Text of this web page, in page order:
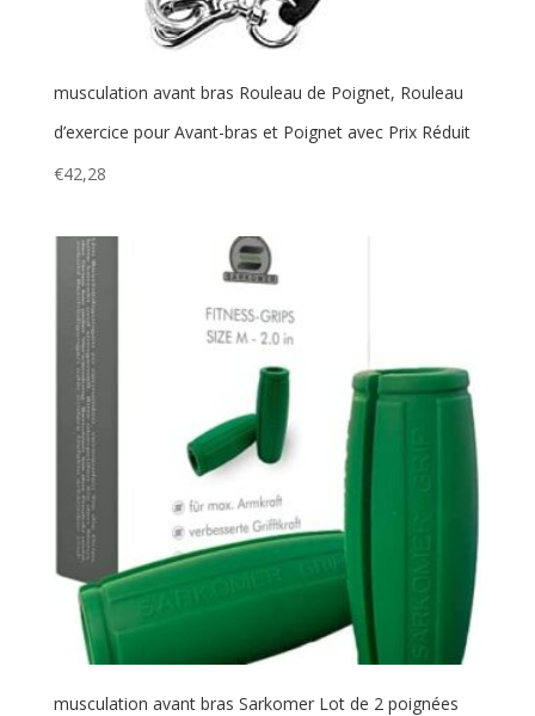
musculation avant bras Rouleau de Poignet, Rouleau
d’exercice pour Avant-bras et Poignet avec Prix Réduit
€42,28
musculation avant bras Sarkomer Lot de 2 poignées